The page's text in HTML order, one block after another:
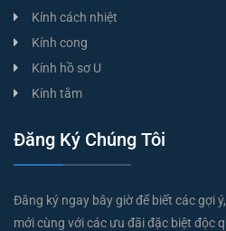
Kính cách nhiệt
Kính cong
Kính hồ sơ U
Kính tắm
Đăng Ký Chúng Tôi
Đăng ký ngay bây giờ để biết các gợi
mới cùng với các ưu đãi đặc biệt độc